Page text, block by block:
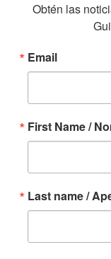
Obtén las
Email
First Name /
Last name /